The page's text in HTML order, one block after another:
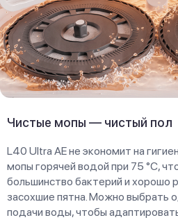
Чистые мопы — чистый пол
L40 Ultra AE не экономит на
мопы горячей водой при 75 °C,
большинство бактерий и хорошо
засохшие пятна. Можно выбрать
подачи воды, чтобы